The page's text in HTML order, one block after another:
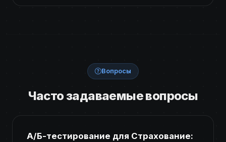
Вопросы
Часто задаваемые вопросы
А/Б-тестирование для Страхование: